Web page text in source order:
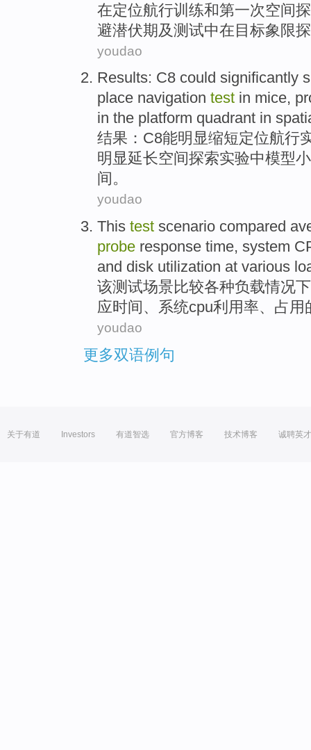
在定位航行训练和第一次空间
避潜伏期及测试中在目标象限
youdao
Results: C8 could significantly
place navigation test in mice,
in the platform quadrant in
结果 ： C8能明显缩短定位航行
明显延长空间探索实验中模型
间 。
youdao
This test scenario compared
probe response time, system
and disk utilization at various
该测试场景比较各种负载情况
应时间、 系统cpu利用率、占用
youdao
更多双语例句
关于有道 Investors 有道智选 官方博客 技术博客 诚聘英才